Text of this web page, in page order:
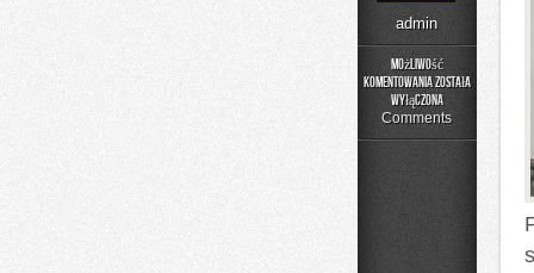
admin
Możliwość
komentowania
Portugalia
Izrael
została
wyłączona
Comments